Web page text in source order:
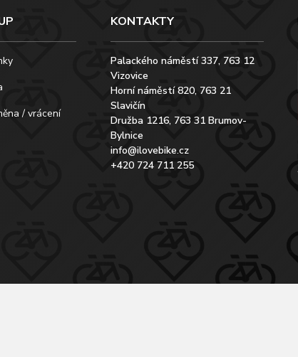
/ vrácení
KONTAKTY
Palackého náměstí 337, 763 12
Vizovice
Horní náměstí 820, 763 21
Slavičín
Družba 1216, 763 31 Brumov-
Bylnice
info@ilovebike.cz
+420 724 711 255